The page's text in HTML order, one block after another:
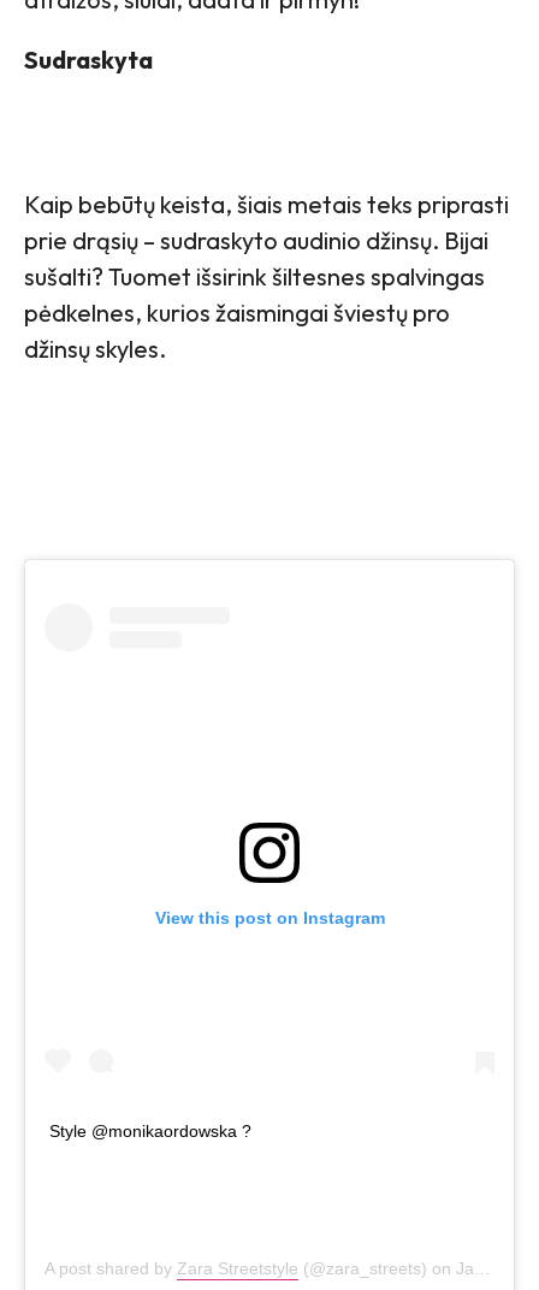
Sudraskyta
Kaip bebūtų keista, šiais metais teks priprasti
prie drąsių – sudraskyto audinio džinsų. Bijai
sušalti? Tuomet išsirink šiltesnes spalvingas
pėdkelnes, kurios žaismingai šviestų pro
džinsų skyles.
View this post on Instagram
Style @monikaordowska ?
A post shared by Zara Streetstyle (@zara_streets) on Jan 19, 2020 at 1:17am PST